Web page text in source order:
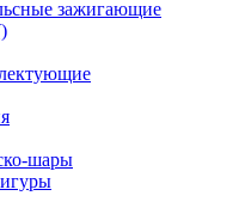
зажигающие
шары